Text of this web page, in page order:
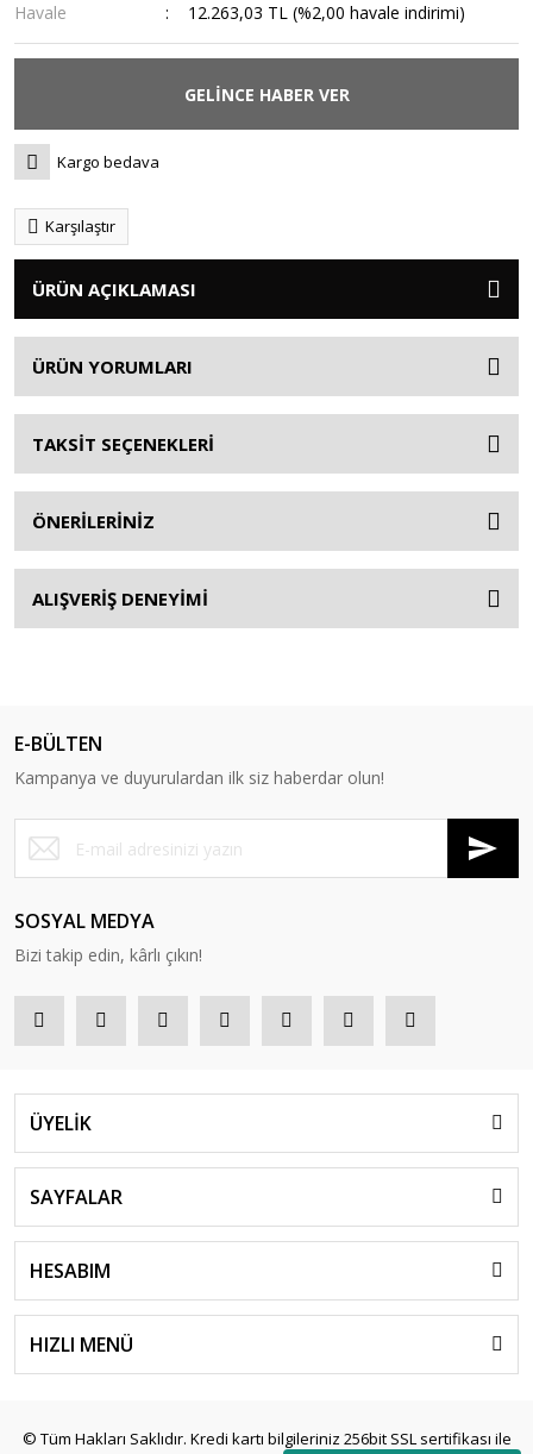
Havale
12.263,03 TL (%2,00 havale indirimi)
GELİNCE HABER VER
Kargo bedava
Karşılaştır
ÜRÜN AÇIKLAMASI
ÜRÜN YORUMLARI
TAKSİT SEÇENEKLERİ
ÖNERİLERİNİZ
ALIŞVERİŞ DENEYİMİ
E-BÜLTEN
Kampanya ve duyurulardan ilk siz haberdar olun!
SOSYAL MEDYA
Bizi takip edin, kârlı çıkın!
ÜYELİK
SAYFALAR
HESABIM
HIZLI MENÜ
© Tüm Hakları Saklıdır. Kredi kartı bilgileriniz 256bit SSL sertifikası ile